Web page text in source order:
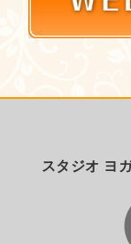
スタジオ ヨ